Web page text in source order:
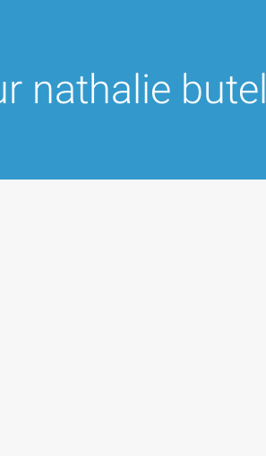
nathalie butel